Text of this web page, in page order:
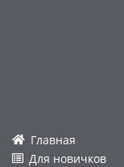
Главная
Для новичков